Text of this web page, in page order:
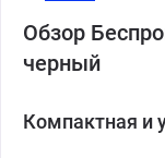
Обзор
черный
Компактная и